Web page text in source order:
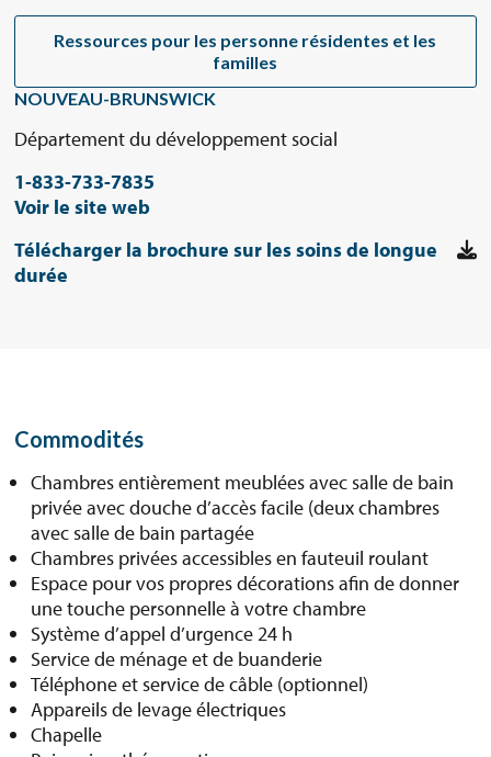
Ressources pour les personne résidentes et les
familles
NOUVEAU-BRUNSWICK
Département du développement social
1-833-733-7835
Voir le site web
Télécharger la brochure sur les soins de longue
durée
Commodités
Chambres entièrement meublées avec salle de bain
privée avec douche d’accès facile (deux chambres
avec salle de bain partagée
Chambres privées accessibles en fauteuil roulant
Espace pour vos propres décorations afin de donner
une touche personnelle à votre chambre
Système d’appel d’urgence 24 h
Service de ménage et de buanderie
Téléphone et service de câble (optionnel)
Appareils de levage électriques
Chapelle